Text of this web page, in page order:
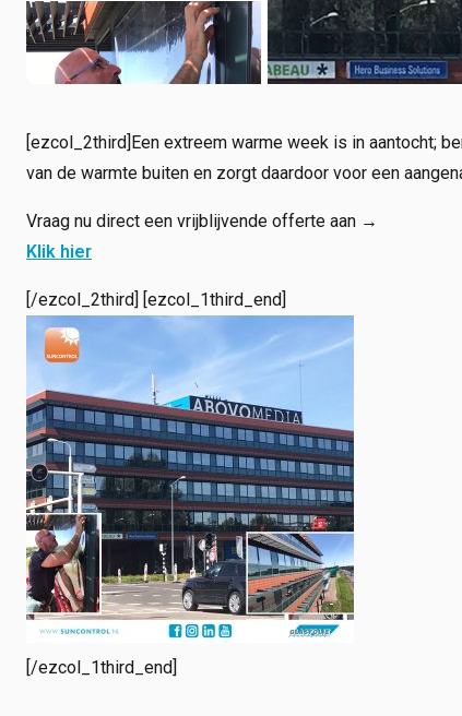
[ezcol_2third]Een extreem warme week is in aantocht;
van de warmte buiten en zorgt daardoor voor een
Vraag nu direct een vrijblijvende offerte aan →
Klik hier
[/ezcol_2third] [ezcol_1third_end]
[/ezcol_1third_end]